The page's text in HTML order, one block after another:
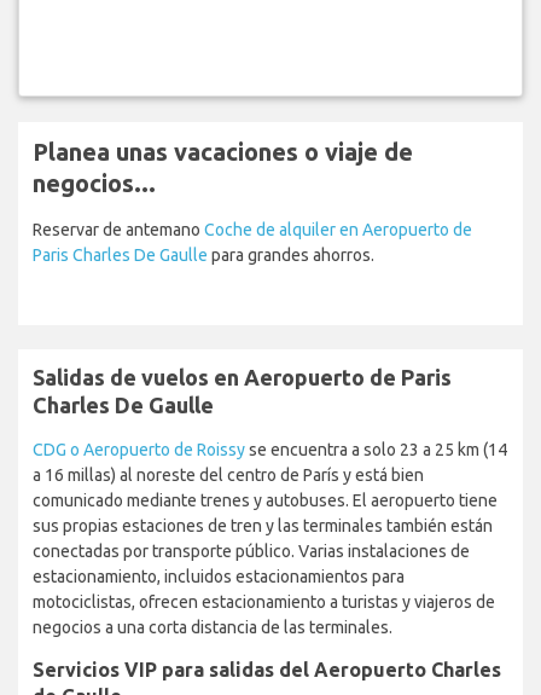
Planea unas vacaciones o viaje de
negocios...
Reservar de antemano Coche de alquiler en Aeropuerto de
Paris Charles De Gaulle para grandes ahorros.
Salidas de vuelos en Aeropuerto de Paris
Charles De Gaulle
CDG o Aeropuerto de Roissyse encuentra a solo 23 a 25 km (14
a 16 millas) al noreste del centro de París y está bien
comunicado mediante trenes y autobuses. El aeropuerto tiene
sus propias estaciones de tren y las terminales también están
conectadas por transporte público. Varias instalaciones de
estacionamiento, incluidos estacionamientos para
motociclistas, ofrecen estacionamiento a turistas y viajeros de
negocios a una corta distancia de las terminales.
Servicios VIP para salidas del Aeropuerto Charles